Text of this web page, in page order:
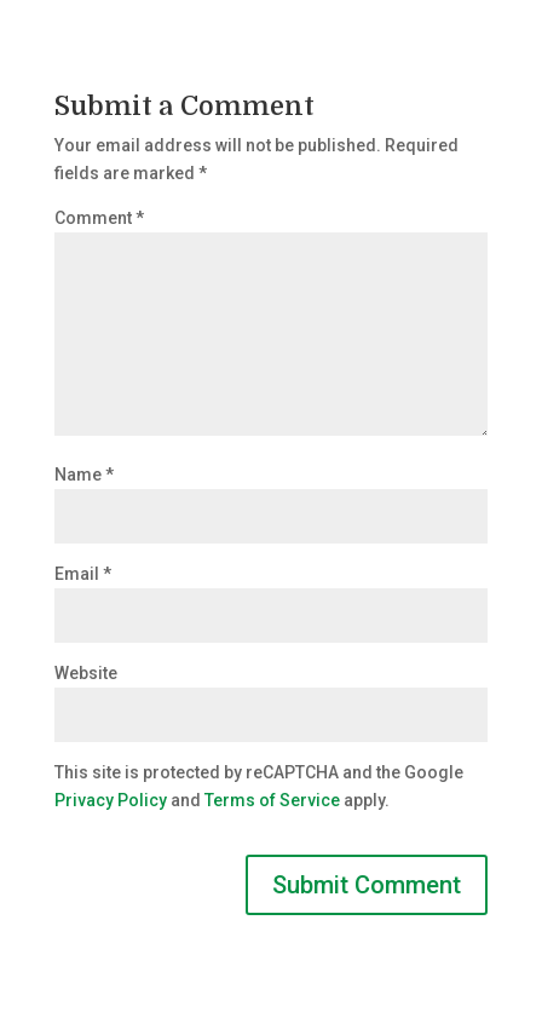
Submit a Comment
Your email address will not be published. Required
fields are marked *
Comment*
Name*
Email *
Website
This site is protected by reCAPTCHA and the Google
Privacy PolicyandTerms of Serviceapply.